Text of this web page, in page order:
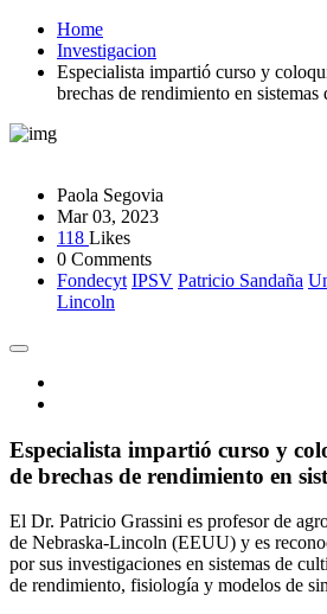
Home
Investigacion
Especialista impartió curso y
brechas de rendimiento en sistemas
Paola Segovia
Mar 03, 2023
118 Likes
0 Comments
Fondecyt IPSV Patricio Sandaña
Lincoln
Especialista impartió curso y
de brechas de rendimiento en
El Dr. Patricio Grassini es profesor de
de Nebraska-Lincoln (EEUU) y es
por sus investigaciones en sistemas de
de rendimiento, fisiología y modelos de